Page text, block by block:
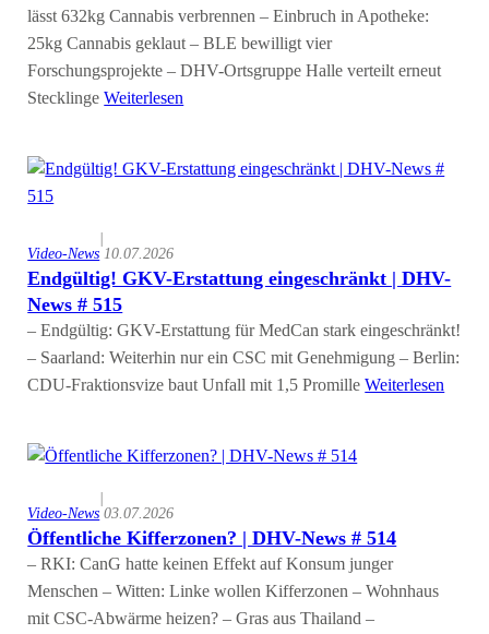
lässt 632kg Cannabis verbrennen – Einbruch in Apotheke:
25kg Cannabis geklaut – BLE bewilligt vier
Forschungsprojekte – DHV-Ortsgruppe Halle verteilt erneut
StecklingeWeiterlesen
Video-News
|
10.07.2026
Endgültig! GKV-Erstattung eingeschränkt | DHV-
News # 515
– Endgültig: GKV-Erstattung für MedCan stark eingeschränkt!
– Saarland: Weiterhin nur ein CSC mit Genehmigung – Berlin:
CDU-Fraktionsvize baut Unfall mit 1,5 PromilleWeiterlesen
Video-News
|
03.07.2026
Öffentliche Kifferzonen? | DHV-News # 514
– RKI: CanG hatte keinen Effekt auf Konsum junger
Menschen – Witten: Linke wollen Kifferzonen – Wohnhaus
mit CSC-Abwärme heizen? – Gras aus Thailand –